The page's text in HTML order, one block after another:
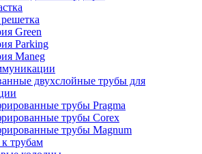
Green
Parking
Maneg
двухслойные трубы для
трубы Pragma
трубы Corex
трубы Magnum
трубам